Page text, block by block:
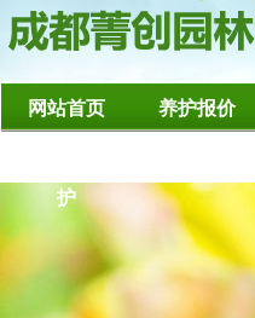
网站首页 养护报价
护